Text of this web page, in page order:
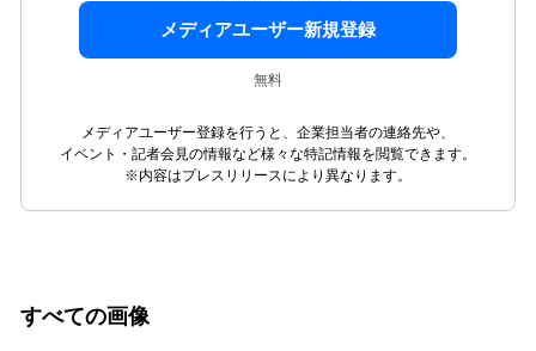
メディアユーザー新規登録
無料
メディアユーザー登録を行うと、企業担当者の連絡先や、
イベント・記者会見の情報など様々な特記情報を閲覧できます。
※内容はプレスリリースにより異なります。
すべての画像